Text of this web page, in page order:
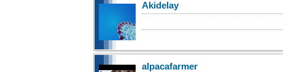
Akidelay
alpacafarmer